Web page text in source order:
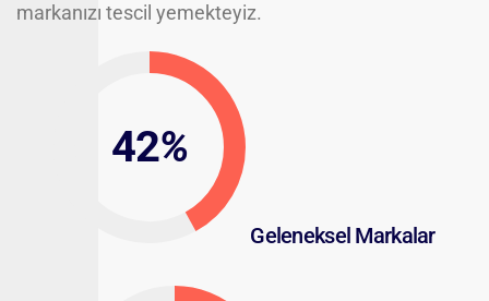
markanızı tescil yemekteyiz.
42%
Geleneksel Markalar